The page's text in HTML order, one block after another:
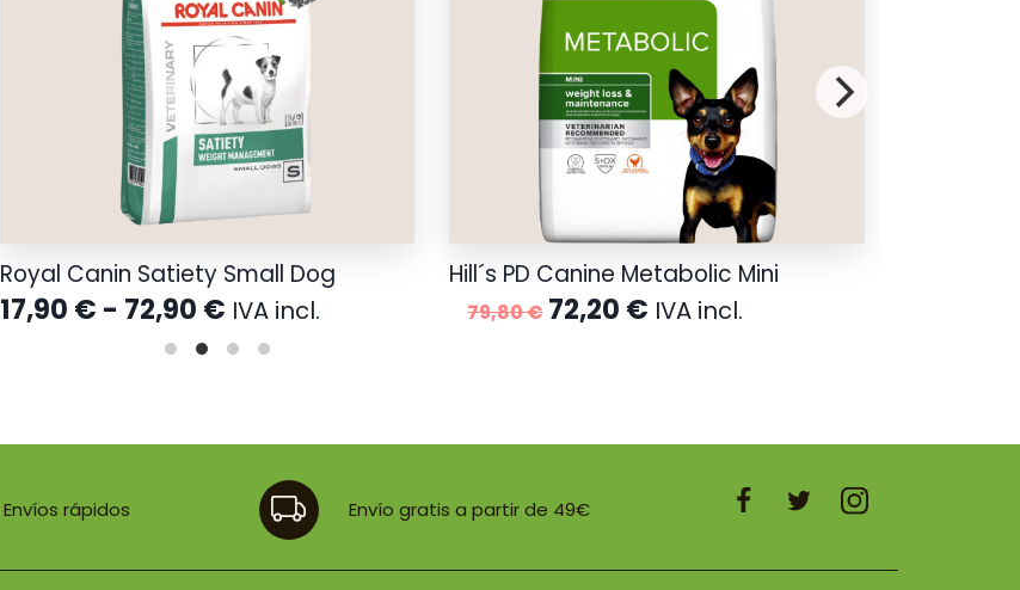
Royal Canin Satiety Small Dog
17,90 € - 72,90 €Rango
de
precios:
hasta
IVA incl.
Hill´s PD Canine Metabolic Mini
79,80€ El
precio
72,20 € El
IVA incl.
Envíos rápidos Envío gratis a partir de 49€